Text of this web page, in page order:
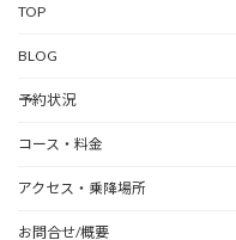
TOP
BLOG
予約状況
コース・料金
アクセス・乗降場所
お問合せ/概要